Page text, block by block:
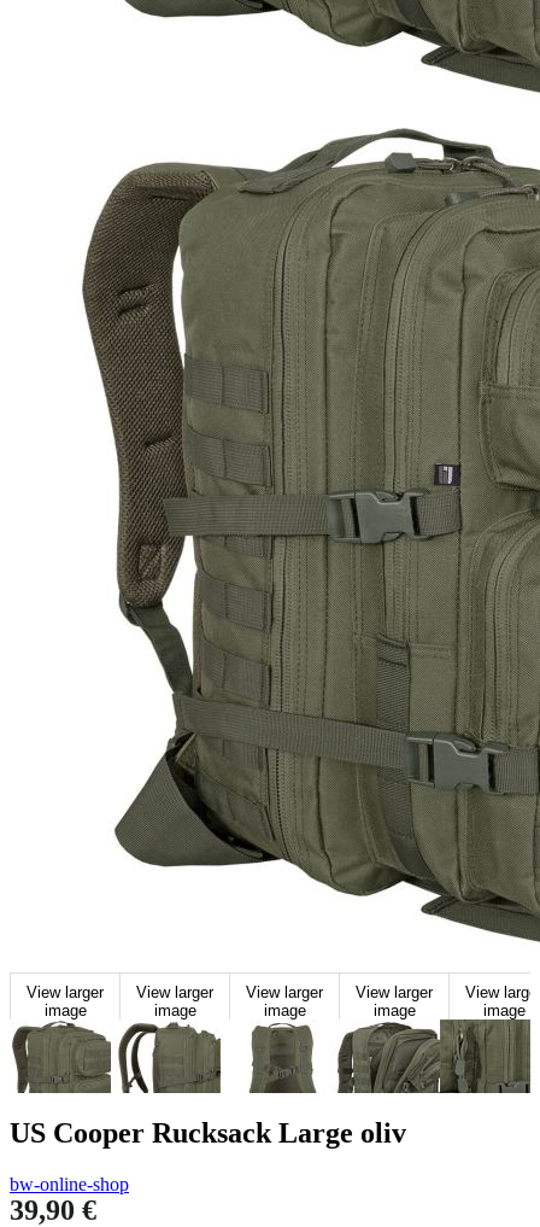
View larger
image
View larger
image
View larger
image
View larger
image
View
image
US Cooper Rucksack Large oliv
bw-online-shop
39,90 €